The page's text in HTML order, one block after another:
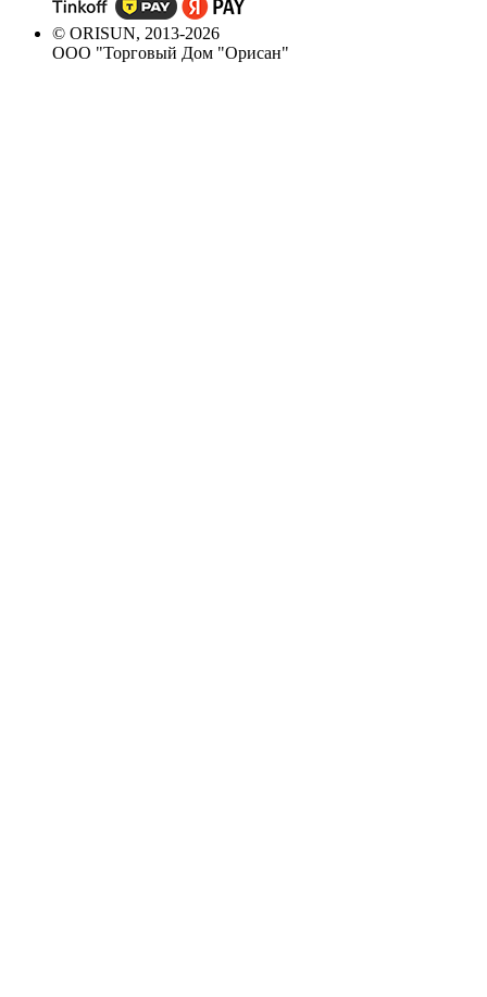
© ORISUN, 2013-2026
ООО "Торговый Дом "Орисан"